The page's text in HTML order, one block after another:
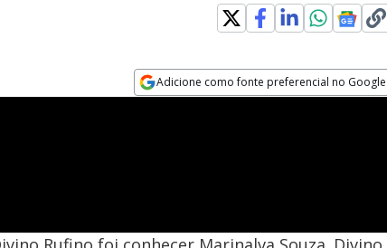
Adicione como fonte preferencial no Google